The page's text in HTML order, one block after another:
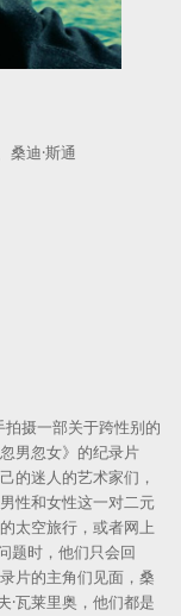
桑迪·斯通
拍摄一部关于跨性别的
男忽女》的纪录片
的迷人的艺术家们，
性和女性这一对二元
太空旅行，或者网上
题时，他们只会回
片的主角们见面，桑
·瓦莱里奥，他们都是